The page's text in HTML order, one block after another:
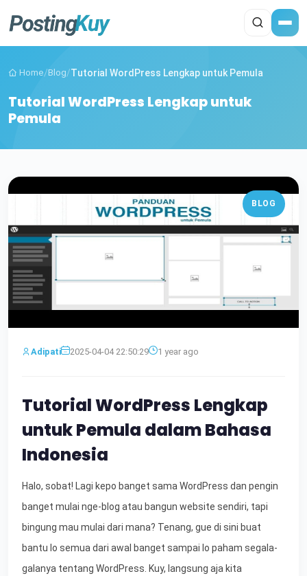
Home/Blog/Tutorial WordPress Lengkap untuk Pemula
Tutorial WordPress Lengkap untuk
Pemula
BLOG
Adipati 2025-04-04 22:50:29 1 year ago
Tutorial WordPress Lengkap
untuk Pemula dalam Bahasa
Indonesia
Halo, sobat! Lagi kepo banget sama WordPress dan pengin
banget mulai nge-blog atau bangun website sendiri, tapi
bingung mau mulai dari mana? Tenang, gue di sini buat
bantu lo semua dari awal banget sampai lo paham segala-
galanya tentang WordPress. Kuy, langsung aja kita